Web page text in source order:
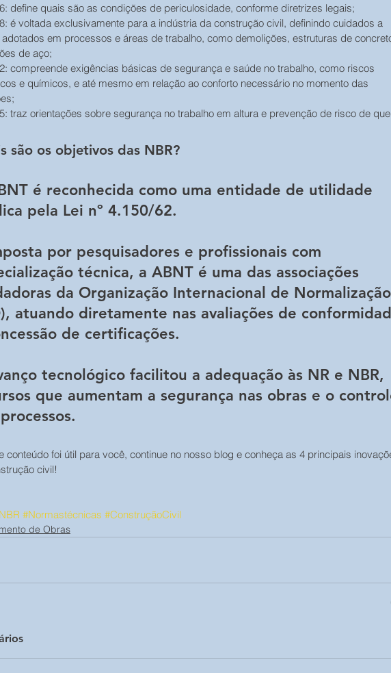
define quais são as condições de periculosidade, conforme diretrizes legais;
é voltada exclusivamente para a indústria da construção civil, definindo cuidados a
em processos e áreas de trabalho, como demolições, estruturas de
de aço;
compreende exigências básicas de segurança e saúde no trabalho, como riscos
e químicos, e até mesmo em relação ao conforto necessário no momento das
traz orientações sobre segurança no trabalho em altura e prevenção de risco de
são os objetivos das NBR?
é reconhecida como uma entidade de utilidade
pela Lei nº 4.150/62.
por pesquisadores e profissionais com
técnica, a ABNT é uma das associações
da Organização Internacional de Normalização
atuando diretamente nas avaliações de
de certificações.
tecnológico facilitou a adequação às NR e NBR,
que aumentam a segurança nas obras e o
conteúdo foi útil para você, continue no nosso blog e conheça as 4 principais
civil!
#Normastécnicas #ConstruçãoCivil
de Obras